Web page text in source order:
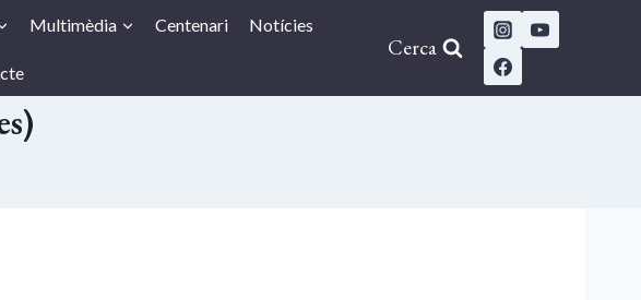
Multimèdia Centenari Notícies
Cerca